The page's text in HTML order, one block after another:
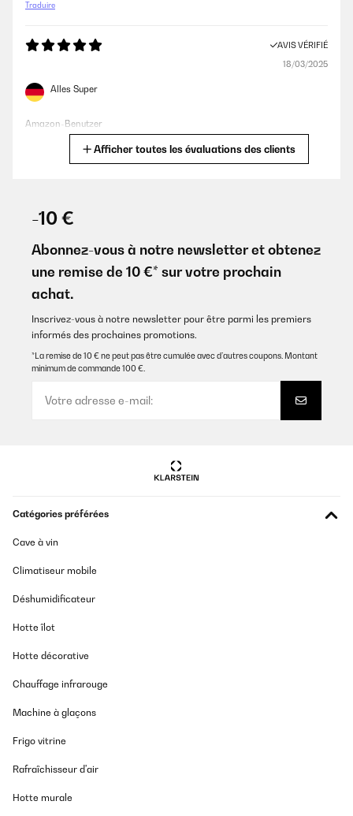
Traduire
AVIS VÉRIFIÉ
18/03/2025
Alles Super
Amazon-Benutzer
Usuario/a de amazon
Traduire
08/11/2024
glace pilée.
Hace un par de años nos regalaron una maquina de hielo de otra
marca y de menor capacidad (12kg). La teníamos 24h encendida
casi cualquier bebida... Aquella máquina se nos estropeó un par
cabo de 10 meses, la enviamos a reparar en garantía y nos
Finalmente al cabo de un año la unidad de repuesto se volvió a
a la experiencia anterior decidimos cambiar de marca y comprar
una de mayor capacidad porque asumimos que a mayor
este modelo hemos acertado de pleno! Hace el hielo más grande,
más capacidad, es más prácticacuando somos varios los que
Traduire
Afficher toutes les évaluations des clients
-10 €
Abonnez-vous à notre newsletter et obtenez
une remise de 10 €* sur votre prochain
achat.
Inscrivez-vous à notre newsletter pour être parmi les premiers
informés des prochaines promotions.
*La remise de 10 € ne peut pas être cumulée avec d’autres coupons. Montant
minimum de commande 100 €.
Catégories préférées
Cave à vin
Climatiseur mobile
Déshumidificateur
Hotte îlot
Hotte décorative
Chauffage infrarouge
Machine à glaçons
Frigo vitrine
Rafraîchisseur d'air
Hotte murale